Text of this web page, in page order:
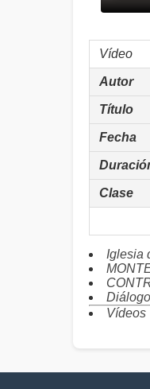
Vídeo
Autor
Título
Fecha
Clase
Iglesia
Vídeos